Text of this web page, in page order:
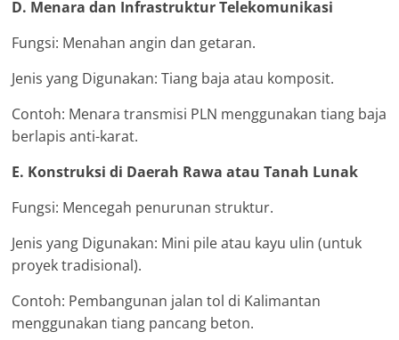
D. Menara dan Infrastruktur Telekomunikasi
Fungsi: Menahan angin dan getaran.
Jenis yang Digunakan: Tiang baja atau komposit.
Contoh: Menara transmisi PLN menggunakan tiang baja
berlapis anti-karat.
E. Konstruksi di Daerah Rawa atau Tanah Lunak
Fungsi: Mencegah penurunan struktur.
Jenis yang Digunakan: Mini pile atau kayu ulin (untuk
proyek tradisional).
Contoh: Pembangunan jalan tol di Kalimantan
menggunakan tiang pancang beton.